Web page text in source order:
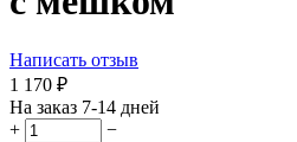
Написать отзыв
1 170 ₽
На заказ 7-14 дней
+
−